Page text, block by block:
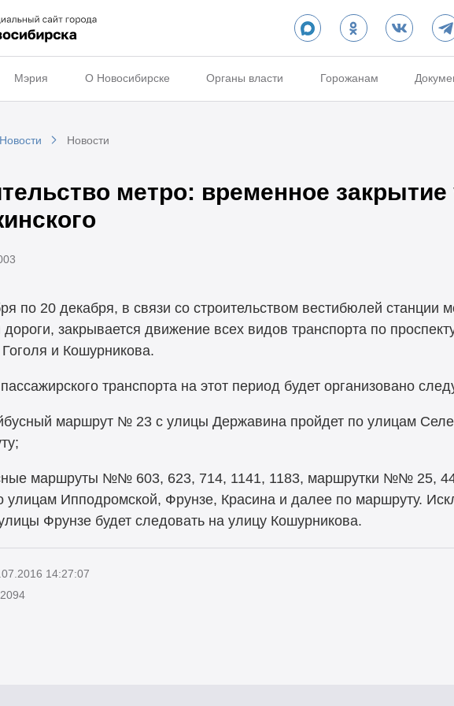
Мэрия О Новосибирске Органы власти Горожанам
Новости Новости
метро: временное закрытие
по 20 декабря, в связи со строительством вестибюлей станции
закрывается движение всех видов транспорта по
и Кошурникова.
транспорта на этот период будет организовано
маршрут № 23 с улицы Державина пройдет по улицам
маршруты №№ 603, 623, 714, 1141, 1183, маршрутки №№ 25,
улицам Ипподромской, Фрунзе, Красина и далее по маршруту.
Фрунзе будет следовать на улицу Кошурникова.
14:27:07